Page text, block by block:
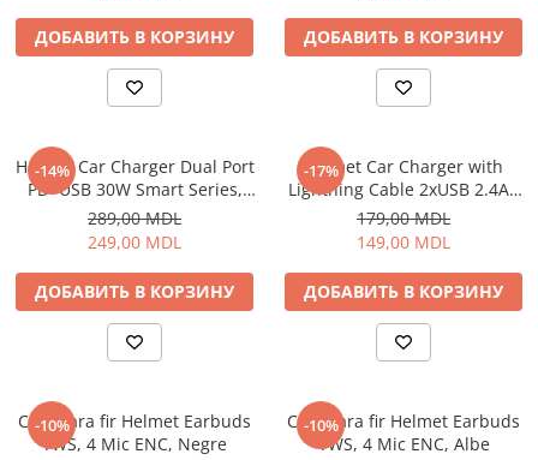
ДОБАВИТЬ В КОРЗИНУ ДОБАВИТЬ В КОРЗИНУ
-14%
Helmet Car Charger Dual Port
PD+USB 30W Smart Series,
Black
289,00 MDL
249,00 MDL
ДОБАВИТЬ В КОРЗИНУ
-17%
Helmet Car Charger with
Lightning Cable 2xUSB 2.4A ,
Silver
179,00 MDL
149,00 MDL
ДОБАВИТЬ В КОРЗИНУ
-10%
Casti fara fir Helmet Earbuds
TWS, 4 Mic ENC, Negre
-10%
Casti fara fir Helmet Earbuds
TWS, 4 Mic ENC, Albe